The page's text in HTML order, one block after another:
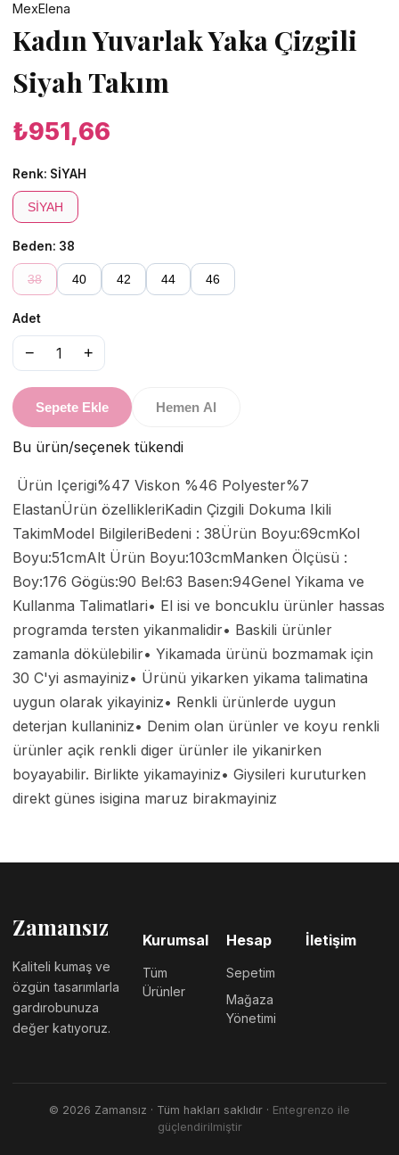
MexElena
Kadın Yuvarlak Yaka Çizgili
Siyah Takım
₺951,66
Renk: SİYAH
SİYAH
Beden: 38
38 40 42 44 46
Adet
− 1 +
Sepete Ekle Hemen Al
Bu ürün/seçenek tükendi
ElastanÜrün özellikleriKadin Çizgili Dokuma Ikili
TakimModel BilgileriBedeni : 38Ürün Boyu:69cmKol
Boyu:51cmAlt Ürün Boyu:103cmManken Ölçüsü :
Boy:176 Gögüs:90 Bel:63 Basen:94Genel Yikama ve
Kullanma Talimatlari• El isi ve boncuklu ürünler hassas
programda tersten yikanmalidir• Baskili ürünler
zamanla dökülebilir• Yikamada ürünü bozmamak için
30 C'yi asmayiniz• Ürünü yikarken yikama talimatina
uygun olarak yikayiniz• Renkli ürünlerde uygun
deterjan kullaniniz• Denim olan ürünler ve koyu renkli
ürünler açik renkli diger ürünler ile yikanirken
boyayabilir. Birlikte yikamayiniz• Giysileri kuruturken
direkt günes isigina maruz birakmayiniz
Zamansız
Kaliteli kumaş ve
özgün tasarımlarla
gardırobunuza
değer katıyoruz.
Kurumsal
Tüm
Ürünler
Hesap
Sepetim
Mağaza
Yönetimi
İletişim
© 2026 Zamansız · Tüm hakları saklıdır · Entegrenzo ile
güçlendirilmiştir